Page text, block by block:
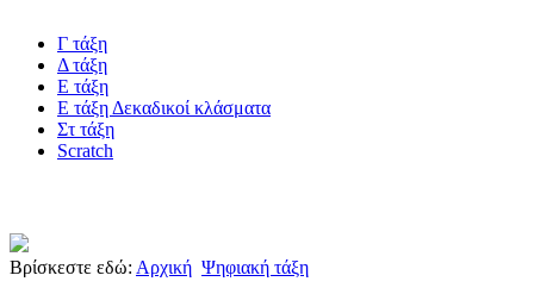
Γ τάξη
Δ τάξη
Ε τάξη
Ε τάξη Δεκαδικοί κλάσματα
Στ τάξη
Scratch
Βρίσκεστε εδώ: Αρχική Ψηφιακή τάξη